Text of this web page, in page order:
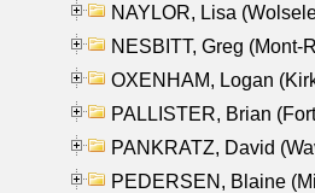
NAYLOR, Lisa
NESBITT, Greg (Mont-
OXENHAM, Logan
PALLISTER, Brian
PANKRATZ, David
PEDERSEN, Blaine